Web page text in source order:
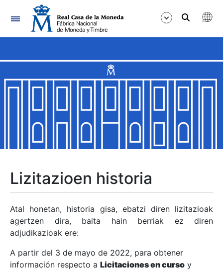
Nabigazioa
Erakutsi/Ezkutatu
Erakutsi/Ezkutatu
Erakutsi/Ezkutatu
Erakutsi/Ezkutatu
Erakutsi/Ezkutatu
Lizitazioen historia
Atal honetan, historia gisa, ebatzi diren lizitazioak
agertzen dira, baita hain berriak ez diren
adjudikazioak ere:
A partir del 3 de mayo de 2022, para obtener
información respecto a Licitaciones en curso y